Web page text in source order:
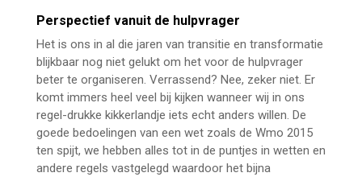
Perspectief vanuit de hulpvrager
Het is ons in al die jaren van transitie en transformatie
blijkbaar nog niet gelukt om het voor de hulpvrager
beter te organiseren. Verrassend? Nee, zeker niet. Er
komt immers heel veel bij kijken wanneer wij in ons
regel-drukke kikkerlandje iets echt anders willen. De
goede bedoelingen van een wet zoals de Wmo 2015
ten spijt, we hebben alles tot in de puntjes in wetten en
andere regels vastgelegd waardoor het bijna